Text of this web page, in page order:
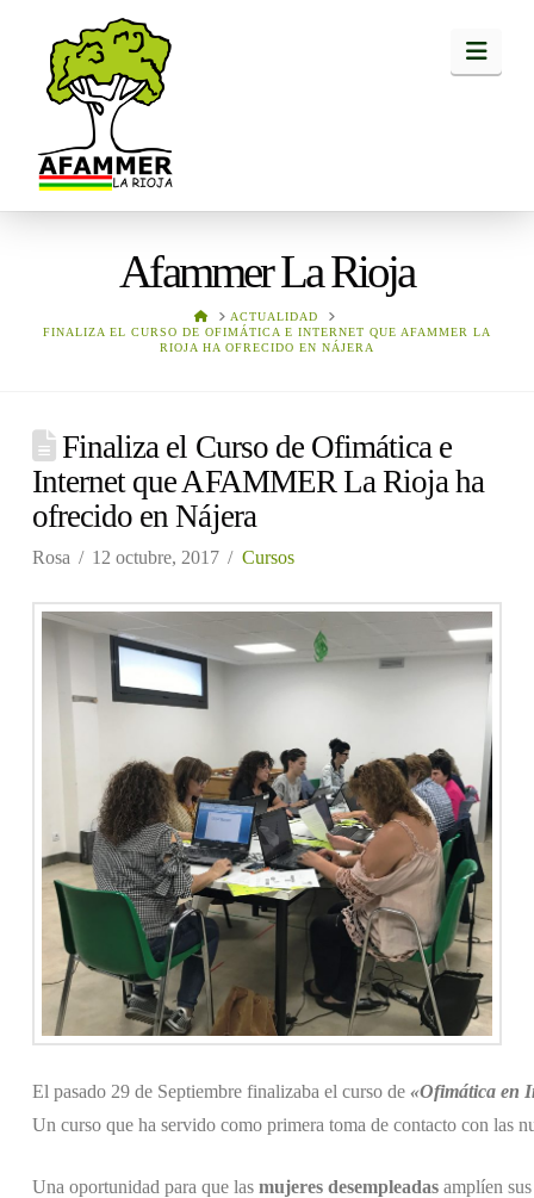
Afammer La Rioja
HOMEACTUALIDAD
FINALIZA EL CURSO DE OFIMÁTICA E INTERNET QUE AFAMMER LA
RIOJA HA OFRECIDO EN NÁJERA
Finaliza el Curso de Ofimática e
Internet que AFAMMER La Rioja ha
ofrecido en Nájera
Rosa 12 octubre, 2017 Cursos
El pasado 29 de Septiembre finalizaba el curso de «Ofimática en
Un curso que ha servido como primera toma de contacto con las
Una oportunidad para que las mujeres desempleadasamplíen sus